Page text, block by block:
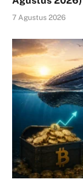
7 Agustus 2026